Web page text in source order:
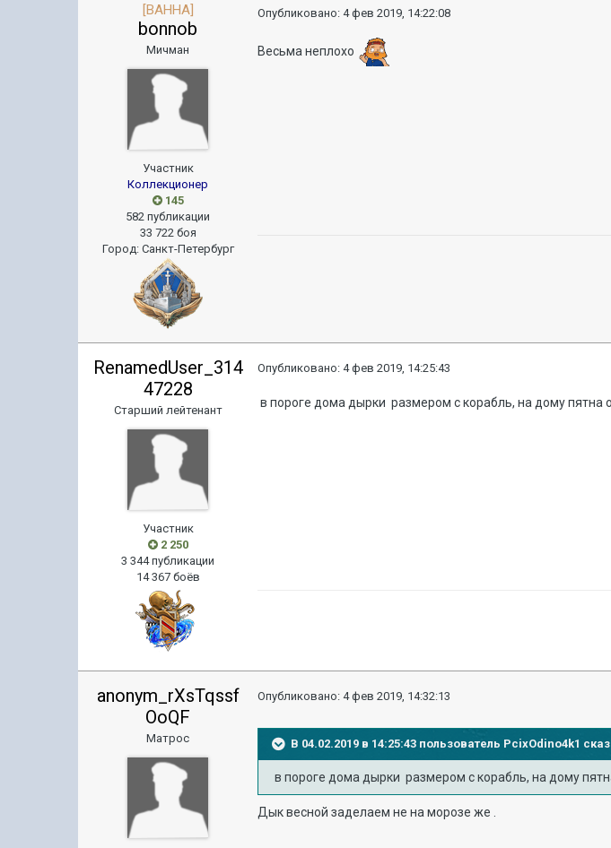
[BAHHA]
bonnob
Мичман
Участник
Коллекционер
145
582 публикации
33 722 боя
Город: Санкт-Петербург
Опубликовано:4 фев 2019, 14:22:08
Весьма неплохо
RenamedUser_314
47228
Старший лейтенант
Участник
2 250
3 344 публикации
14 367 боёв
Опубликовано:4 фев 2019, 14:25:43
в пороге дома дырки размером с корабль, на дому пятна
anonym_rXsTqssf
OoQF
Матрос
Опубликовано:4 фев 2019, 14:32:13
В 04.02.2019 в 14:25:43 пользователь PcixOdino4k1
в пороге дома дырки размером с корабль, на дому
Дык весной заделаем не на морозе же .